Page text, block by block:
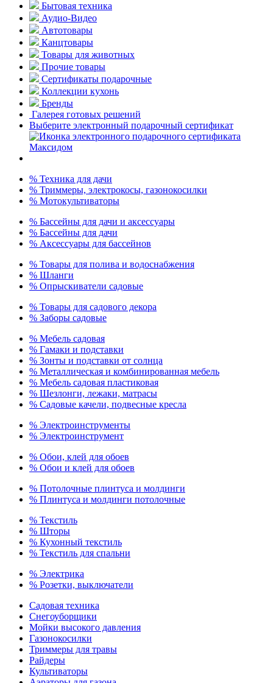
Бытовая техника
Аудио-Видео
Автотовары
Канцтовары
Товары для животных
Прочие товары
Сертификаты подарочные
Коллекции кухонь
Бренды
Галерея готовых решений
Выберите электронный подарочный сертификат
% Техника для дачи
% Триммеры, электрокосы, газонокосилки
% Мотокультиваторы
% Бассейны для дачи и аксессуары
% Бассейны для дачи
% Аксессуары для бассейнов
% Товары для полива и водоснабжения
% Шланги
% Опрыскиватели садовые
% Товары для садового декора
% Заборы садовые
% Мебель садовая
% Гамаки и подставки
% Зонты и подставки от солнца
% Металлическая и комбинированная мебель
% Мебель садовая пластиковая
% Шезлонги, лежаки, матрасы
% Садовые качели, подвесные кресла
% Электроинструменты
% Электроинструмент
% Обои, клей для обоев
% Обои и клей для обоев
% Потолочные плинтуса и молдинги
% Плинтуса и молдинги потолочные
% Текстиль
% Шторы
% Кухонный текстиль
% Текстиль для спальни
% Электрика
% Розетки, выключатели
Садовая техника
Снегоуборщики
Мойки высокого давления
Газонокосилки
Триммеры для травы
Райдеры
Культиваторы